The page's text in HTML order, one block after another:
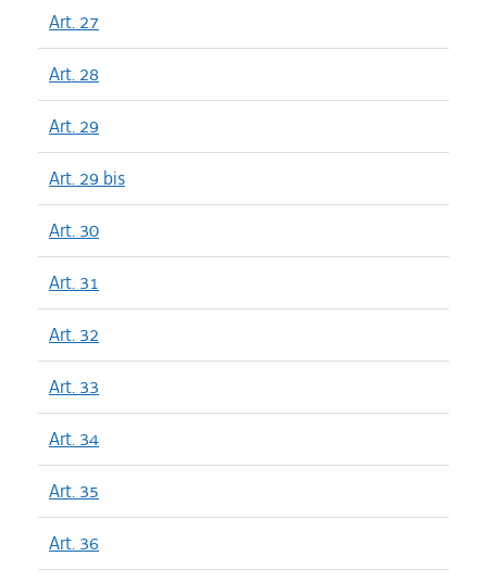
Art. 27
Art. 28
Art. 29
Art. 29 bis
Art. 30
Art. 31
Art. 32
Art. 33
Art. 34
Art. 35
Art. 36